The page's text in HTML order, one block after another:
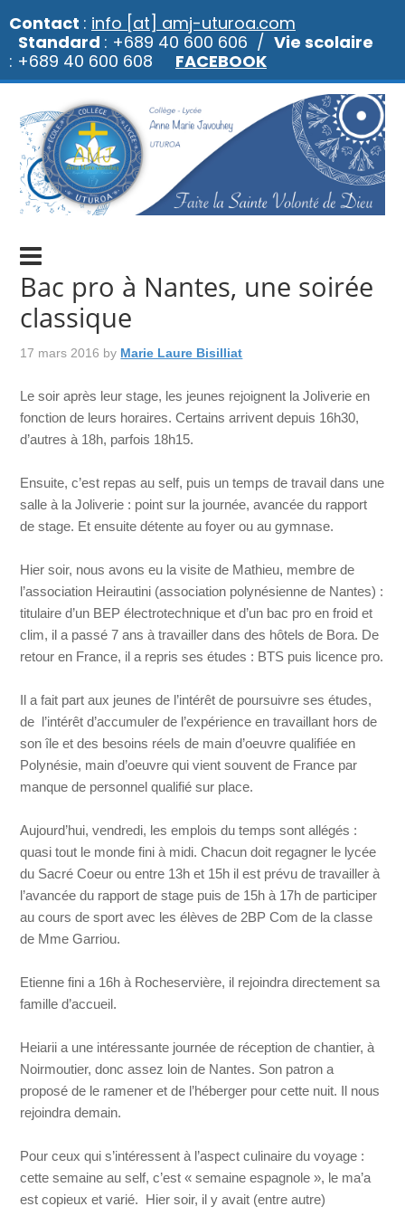
Bac pro à Nantes, une soirée
classique
17 mars 2016 by Marie Laure Bisilliat
Le soir après leur stage, les jeunes rejoignent la Joliverie en
fonction de leurs horaires. Certains arrivent depuis 16h30,
d’autres à 18h, parfois 18h15.
Ensuite, c’est repas au self, puis un temps de travail dans une
salle à la Joliverie : point sur la journée, avancée du rapport
de stage. Et ensuite détente au foyer ou au gymnase.
Hier soir, nous avons eu la visite de Mathieu, membre de
l’association Heirautini (association polynésienne de Nantes) :
titulaire d’un BEP électrotechnique et d’un bac pro en froid et
clim, il a passé 7 ans à travailler dans des hôtels de Bora. De
retour en France, il a repris ses études : BTS puis licence pro.
Il a fait part aux jeunes de l’intérêt de poursuivre ses études,
de l’intérêt d’accumuler de l’expérience en travaillant hors de
son île et des besoins réels de main d’oeuvre qualifiée en
Polynésie, main d’oeuvre qui vient souvent de France par
manque de personnel qualifié sur place.
Aujourd’hui, vendredi, les emplois du temps sont allégés :
quasi tout le monde fini à midi. Chacun doit regagner le lycée
du Sacré Coeur ou entre 13h et 15h il est prévu de travailler à
l’avancée du rapport de stage puis de 15h à 17h de participer
au cours de sport avec les élèves de 2BP Com de la classe
de Mme Garriou.
Etienne fini a 16h à Rocheservière, il rejoindra directement sa
famille d’accueil.
Heiarii a une intéressante journée de réception de chantier, à
Noirmoutier, donc assez loin de Nantes. Son patron a
proposé de le ramener et de l’héberger pour cette nuit. Il nous
rejoindra demain.
Pour ceux qui s’intéressent à l’aspect culinaire du voyage :
cette semaine au self, c’est « semaine espagnole », le ma’a
est copieux et varié. Hier soir, il y avait (entre autre)
Contact : info [at] amj-uturoa.com
Standard : +689 40 600 606 / Vie scolaire
: +689 40 600 608 FACEBOOK